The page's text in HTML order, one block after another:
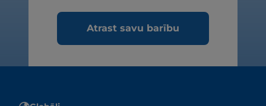
Atrast savu barību